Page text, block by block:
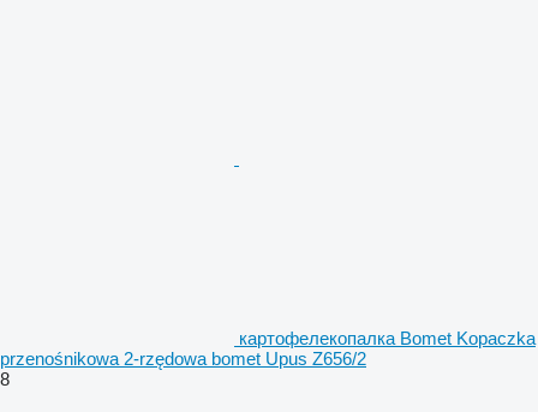
картофелекопалка Bomet Kopaczka
przenośnikowa 2-rzędowa bomet Upus Z656/2
8